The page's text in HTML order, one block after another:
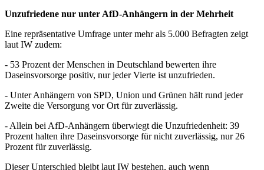
Unzufriedene nur unter AfD-Anhängern in der Mehrheit
Eine repräsentative Umfrage unter mehr als 5.000 Befragten zeigt
laut IW zudem:
- 53 Prozent der Menschen in Deutschland bewerten ihre
Daseinsvorsorge positiv, nur jeder Vierte ist unzufrieden.
- Unter Anhängern von SPD, Union und Grünen hält rund jeder
Zweite die Versorgung vor Ort für zuverlässig.
- Allein bei AfD-Anhängern überwiegt die Unzufriedenheit: 39
Prozent halten ihre Daseinsvorsorge für nicht zuverlässig, nur 26
Prozent für zuverlässig.
Dieser Unterschied bleibt laut IW bestehen, auch wenn